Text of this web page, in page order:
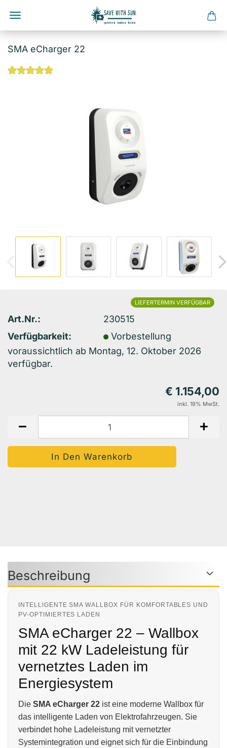
Direkt
zumSMA eCharger 22
LIEFERTERMIN VERFÜGBAR
Art.Nr.:
230515
Verfügbarkeit:
Vorbestellung
voraussichtlich ab Montag, 12. Oktober 2026
verfügbar.
€ 1.154,00
inkl. 19% MwSt.
Beschreibung
INTELLIGENTE SMA WALLBOX FÜR KOMFORTABLES UND
PV-OPTIMIERTES LADEN
SMA eCharger 22 – Wallbox
mit 22 kW Ladeleistung für
vernetztes Laden im
Energiesystem
Die SMA eCharger 22 ist eine moderne Wallbox für
das intelligente Laden von Elektrofahrzeugen. Sie
verbindet hohe Ladeleistung mit vernetzter
Systemintegration und eignet sich für die Einbindung